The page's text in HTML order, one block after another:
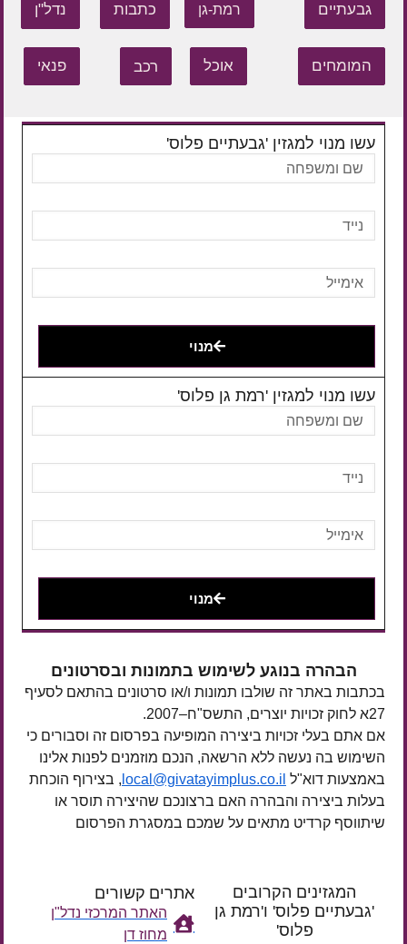
גבעתיים רמת-גן כתבות נדל"ן
המומחים אוכל רכב פנאי
עשו מנוי למגזין 'גבעתיים פלוס'
מנוי
עשו מנוי למגזין 'רמת גן פלוס'
מנוי
הבהרה בנוגע לשימוש בתמונות ובסרטונים
בכתבות באתר זה שולבו תמונות ו/או סרטונים בהתאם לסעיף
27א לחוק זכויות יוצרים, התשס"ח–2007.
אם אתם בעלי זכויות ביצירה המופיעה בפרסום זה וסבורים כי
השימוש בה נעשה ללא הרשאה, הנכם מוזמנים לפנות אלינו
באמצעות דוא"ל local@givatayimplus.co.il , בצירוף הוכחת
בעלות ביצירה והבהרה האם ברצונכם שהיצירה תוסר או
שיתווסף קרדיט מתאים על שמכם במסגרת הפרסום
המגזינים הקרובים
'גבעתיים פלוס' ו'רמת גן
פלוס'
אתרים קשורים
האתר המרכזי נדל"ן
מחוז דן